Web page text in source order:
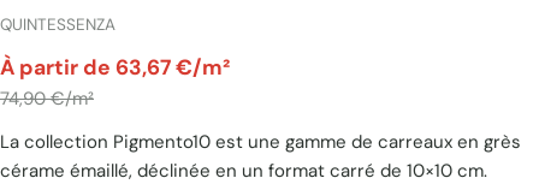
FOURNISSEUR:
QUINTESSENZA
Prix
unitaire
par
À partir de 63,67 €/m²
74,90 €/m²
​La collection Pigmento10 est une gamme de carreaux en grès
cérame émaillé, déclinée en un format carré de 10×10 cm.